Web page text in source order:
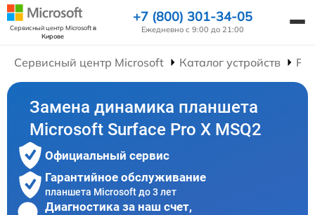
Сервисный центр Microsoftв
Кирове
+7 (800) 301-34-05
Ежедневно с 9:00 до 21:00
Сервисный центр Microsoft Каталог устройств
Замена динамика планшета
Microsoft Surface Pro X MSQ2
Официальный сервис
Гарантийное обслуживание
планшета Microsoft до 3 лет
Диагностика за наш счет,